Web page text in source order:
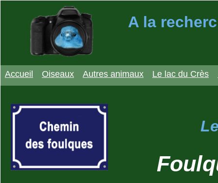
A la
Accueil Oiseaux Autres animaux Le lac du Crès